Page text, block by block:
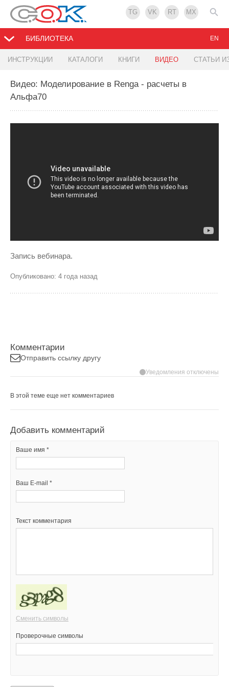
TG VK RT MX
БИБЛИОТЕКА
ИНСТРУКЦИИ КАТАЛОГИ КНИГИ ВИДЕО СТАТЬИ
EN
Видео: Моделирование в Renga - расчеты в
Альфа70
Запись вебинара.
Опубликовано: 4 года назад
Комментарии
Отправить ссылку другу
Уведомления отключены
В этой теме еще нет комментариев
Добавить комментарий
Ваше имя *
Ваш E-mail *
Текст комментария
Сменить символы
Проверочные символы